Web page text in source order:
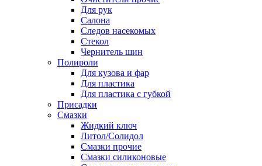
Для рук
Салона
Следов насекомых
Стекол
Чернитель шин
Полироли
Для кузова и фар
Для пластика
Для пластика с губкой
Присадки
Смазки
Жидкий ключ
Литол/Солидол
Смазки прочие
Смазки силиконовые